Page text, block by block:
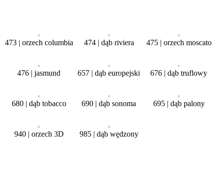
473 | orzech columbia 474 | dąb riviera 475 | orzech moscato
476 | jasmund 657 | dąb europejski 676 | dąb truflowy
680 | dąb tobacco 690 | dąb sonoma 695 | dąb palony
940 | orzech 3D 985 | dąb wędzony